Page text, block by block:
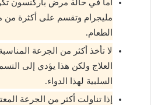
مليجرام وتقسم على أكثرة من
الطعام.
لا تأخذ أكثر من الجرعة
العلاج ولكن هذا يؤدي إلى
السلبية لهذا الدواء.
إذا تناولت أكثر من الجرعة